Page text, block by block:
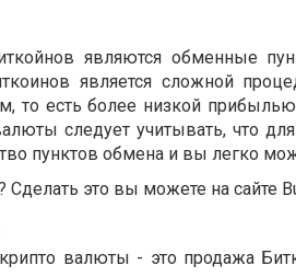
являются обменные
является сложной
то есть более низкой
следует учитывать, что
пунктов обмена и вы легко
Сделать это вы можете на сайте
валюты - это продажа